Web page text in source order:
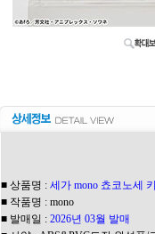
■ 상품명 :세가 mono 쵸코노세
■ 작품명 : mono
■ 발매일 : 2026년 03월 발매